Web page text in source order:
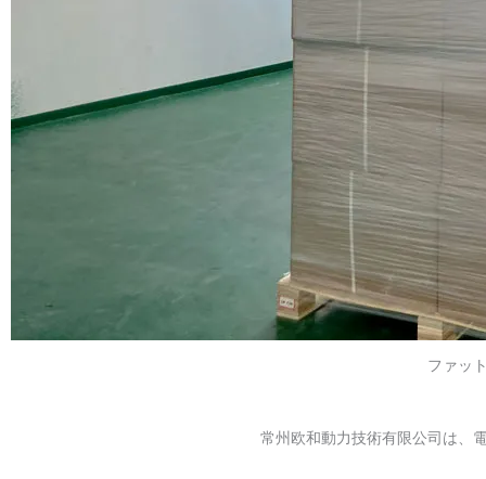
ファッ
常州欧和動力技術有限公司は、